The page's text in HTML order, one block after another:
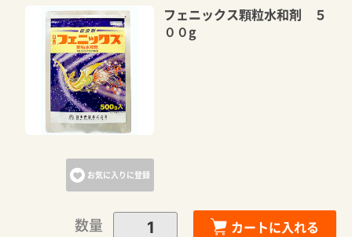
お気に入りに登録
フェニックス顆粒水和剤 ５
００g
数量 カートに入れる
カートに追加しました。